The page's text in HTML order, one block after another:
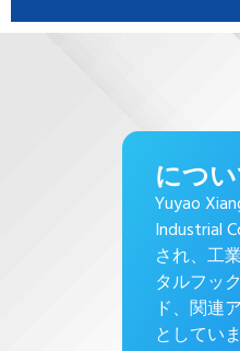
につ
Yuyao
Industrial
され、工
タルフッ
ド、関連
としていま